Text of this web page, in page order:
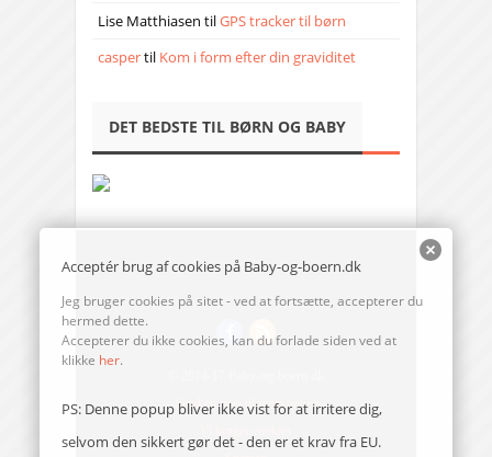
Lise Matthiasen tilGPS tracker til børn
caspertil Kom i form efter din graviditet
DET BEDSTE TIL BØRN OG BABY
Send en mail til redaktionen
Acceptér brug af cookies på Baby-og-boern.dk
Jeg bruger cookies på sitet - ved at fortsætte, accepterer du
hermed dette.
Accepterer du ikke cookies, kan du forlade siden ved at
klikke her.
PS: Denne popup bliver ikke vist for at irritere dig,
selvom den sikkert gør det - den er et krav fra EU.